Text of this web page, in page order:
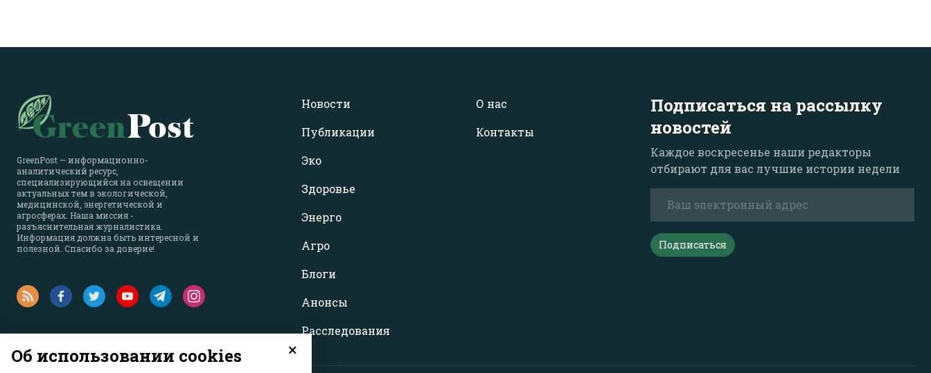
GreenPost — информационно-
аналитический ресурс,
специализирующийся на освещении
актуальных тем в экологической,
медицинской, энергетической и
агросферах. Наша миссия -
разъяснительная журналистика.
Информация должна быть интересной и
полезной. Спасибо за доверие!
Новости
Публикации
Эко
Здоровье
Энерго
Агро
Блоги
Анонсы
Расследования
О нас
Контакты
Подписаться на рассылку
новостей
Каждое воскресенье наши редакторы
отбирают для вас лучшие истории недели
Подписаться
×
Об использовании cookies